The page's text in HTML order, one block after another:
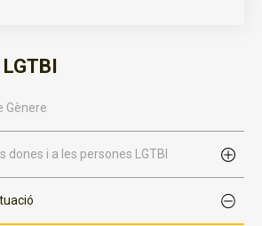
Gènere
dones i a les persones LGTBI